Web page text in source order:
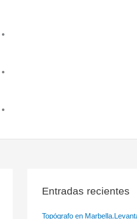
Entradas recientes
Topógrafo en